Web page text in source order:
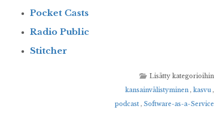
Pocket Casts
Radio Public
Stitcher
Lisätty kategorioihin
kansainvälistyminen , kasvu ,
podcast , Software-as-a-Service